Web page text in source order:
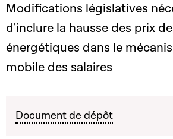
Modifications législatives
d'inclure la hausse des prix
énergétiques dans le
mobile des salaires
Document de dépôt